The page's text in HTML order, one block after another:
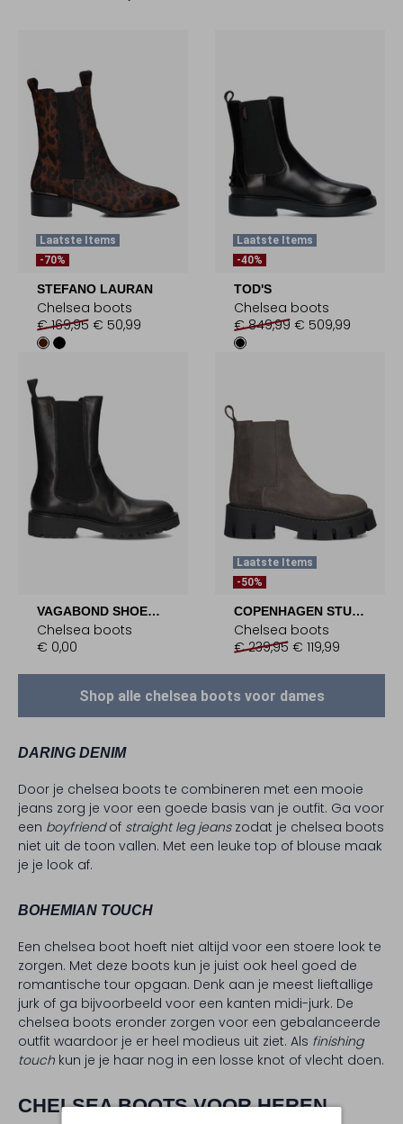
Laatste Items
-70%
STEFANO LAURAN
Chelsea boots
€ 169,95 € 50,99
Laatste Items
-40%
TOD'S
Chelsea boots
€ 849,99 € 509,99
VAGABOND SHOEMAKERS
Chelsea boots
€ 0,00
Laatste Items
-50%
COPENHAGEN STUDIOS
Chelsea boots
€ 239,95 € 119,99
Shop alle chelsea boots voor dames
DARING DENIM
Door je chelsea boots te combineren met een mooie
jeans zorg je voor een goede basis van je outfit. Ga voor
een boyfriendof straight leg jeanszodat je chelsea boots
niet uit de toon vallen. Met een leuke top of blouse maak
je je look af.
BOHEMIAN TOUCH
Een chelsea boot hoeft niet altijd voor een stoere look te
zorgen. Met deze boots kun je juist ook heel goed de
romantische tour opgaan. Denk aan je meest lieftallige
jurk of ga bijvoorbeeld voor een kanten midi-jurk. De
chelsea boots eronder zorgen voor een gebalanceerde
outfit waardoor je er heel modieus uit ziet. Als finishing
touch kun je je haar nog in een losse knot of vlecht doen.
CHELSEA BOOTS VOOR HEREN